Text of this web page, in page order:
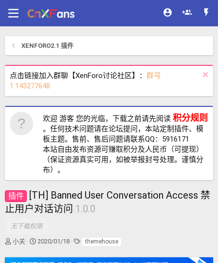
XENFORO2.1 插件
点击链接加入群聊【XenForo讨论社区】： 群号
1:143277648
欢迎 游客 您的光临，下载之前请先阅读 积分规则
。任何技术问题请在论坛提问，本站定制插件、模
板主题。售前、售后问题请联系QQ：5916171
本站自由发布资源可赚取积分及人民币（可提现）
（保证资源真实可用，如被举报封号处理。谨慎分
布）。
插件
[TH] Banned User Conversation Access 禁
止用户对话访问 1.0.0
无下载权限
作
小关
创
日
2020/01/18
标themehouse